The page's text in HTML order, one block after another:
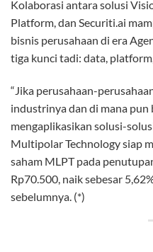
Kolaborasi antara solusi
Platform, dan Securiti.ai
bisnis perusahaan di era
tiga kunci tadi: data,
“Jika perusahaan-
industrinya dan di mana pun
mengaplikasikan solusi-
Multipolar Technology siap
saham MLPT pada
Rp70.500, naik sebesar
sebelumnya. (*)